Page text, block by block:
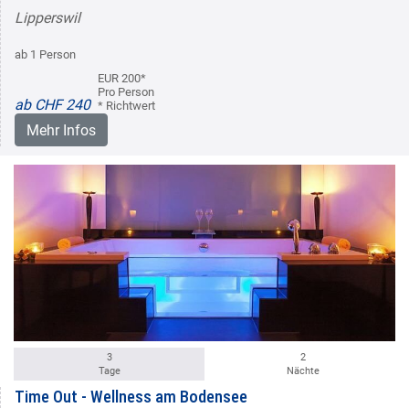
Lipperswil
ab 1 Person
ab CHF 240
EUR 200*
Pro Person
* Richtwert
Mehr Infos
3
Tage
2
Nächte
Time Out - Wellness am Bodensee